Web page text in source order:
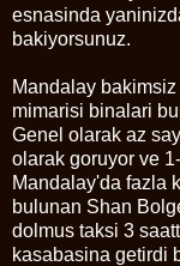
esnasinda
bakiyorsunuz.
Mandalay
mimarisi binalari
Genel olarak az
olarak goruyor ve
Mandalay'da fazla
bulunan Shan
dolmus taksi 3
kasabasina getirdi